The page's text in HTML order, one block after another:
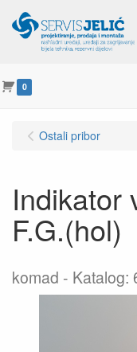
0
Ostali pribor
Indikator
F.G.(hol)
komad Katalog: